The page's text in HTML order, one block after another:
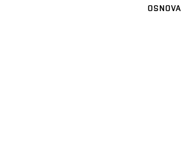
OSNOVA